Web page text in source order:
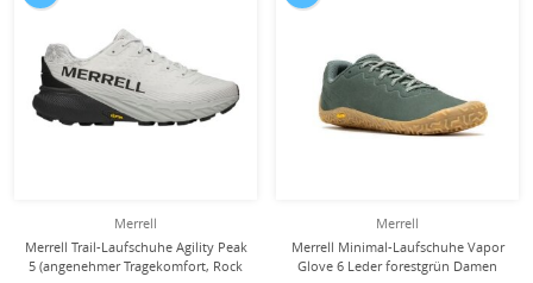
Merrell
Merrell Trail-Laufschuhe Agility Peak
5 (angenehmer Tragekomfort, Rock
Merrell
Merrell Minimal-Laufschuhe Vapor
Glove 6 Leder forestgrün Damen